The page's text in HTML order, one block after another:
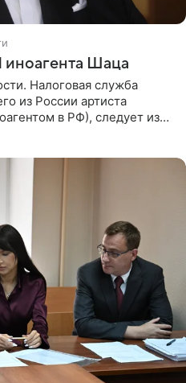
иноагента Шаца
Налоговая служба
из России артиста
в РФ), следует из